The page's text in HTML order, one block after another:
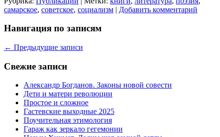
самарское, советское, социализм | Добавить комментарий
Навигация по записям
← Предыдущие записи
Свежие записи
Александр Богданов. Законы новой совести
Дети и матери революции
Простое и сложное
Гастевские выходные 2025
Поучительная этимология
Гараж как зеркало гегемонии